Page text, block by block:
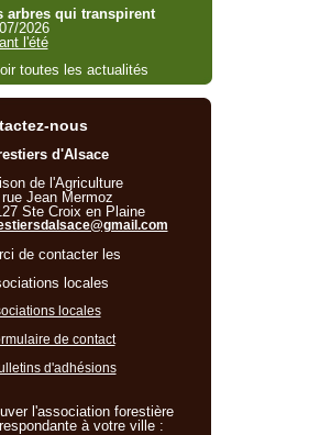
arbres qui transpirent
2026
l'été
toutes les actualités
nous
d'Alsace
de l'Agriculture
rue Jean Mermoz
Ste Croix en Plaine
de contacter les
locales
locales
de contact
d'adhésions
l'association forestière
à votre ville :